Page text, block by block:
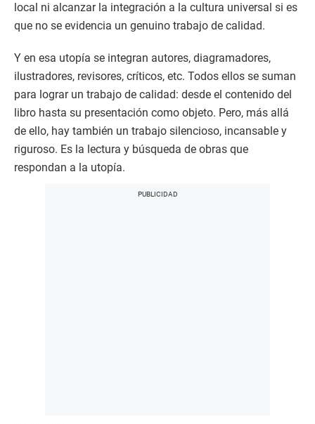
local ni alcanzar la integración a la cultura universal si es
que no se evidencia un genuino trabajo de calidad.
Y en esa utopía se integran autores, diagramadores,
ilustradores, revisores, críticos, etc. Todos ellos se suman
para lograr un trabajo de calidad: desde el contenido del
libro hasta su presentación como objeto. Pero, más allá
de ello, hay también un trabajo silencioso, incansable y
riguroso. Es la lectura y búsqueda de obras que
respondan a la utopía.